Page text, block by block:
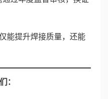
能提升焊接质量，还能
：